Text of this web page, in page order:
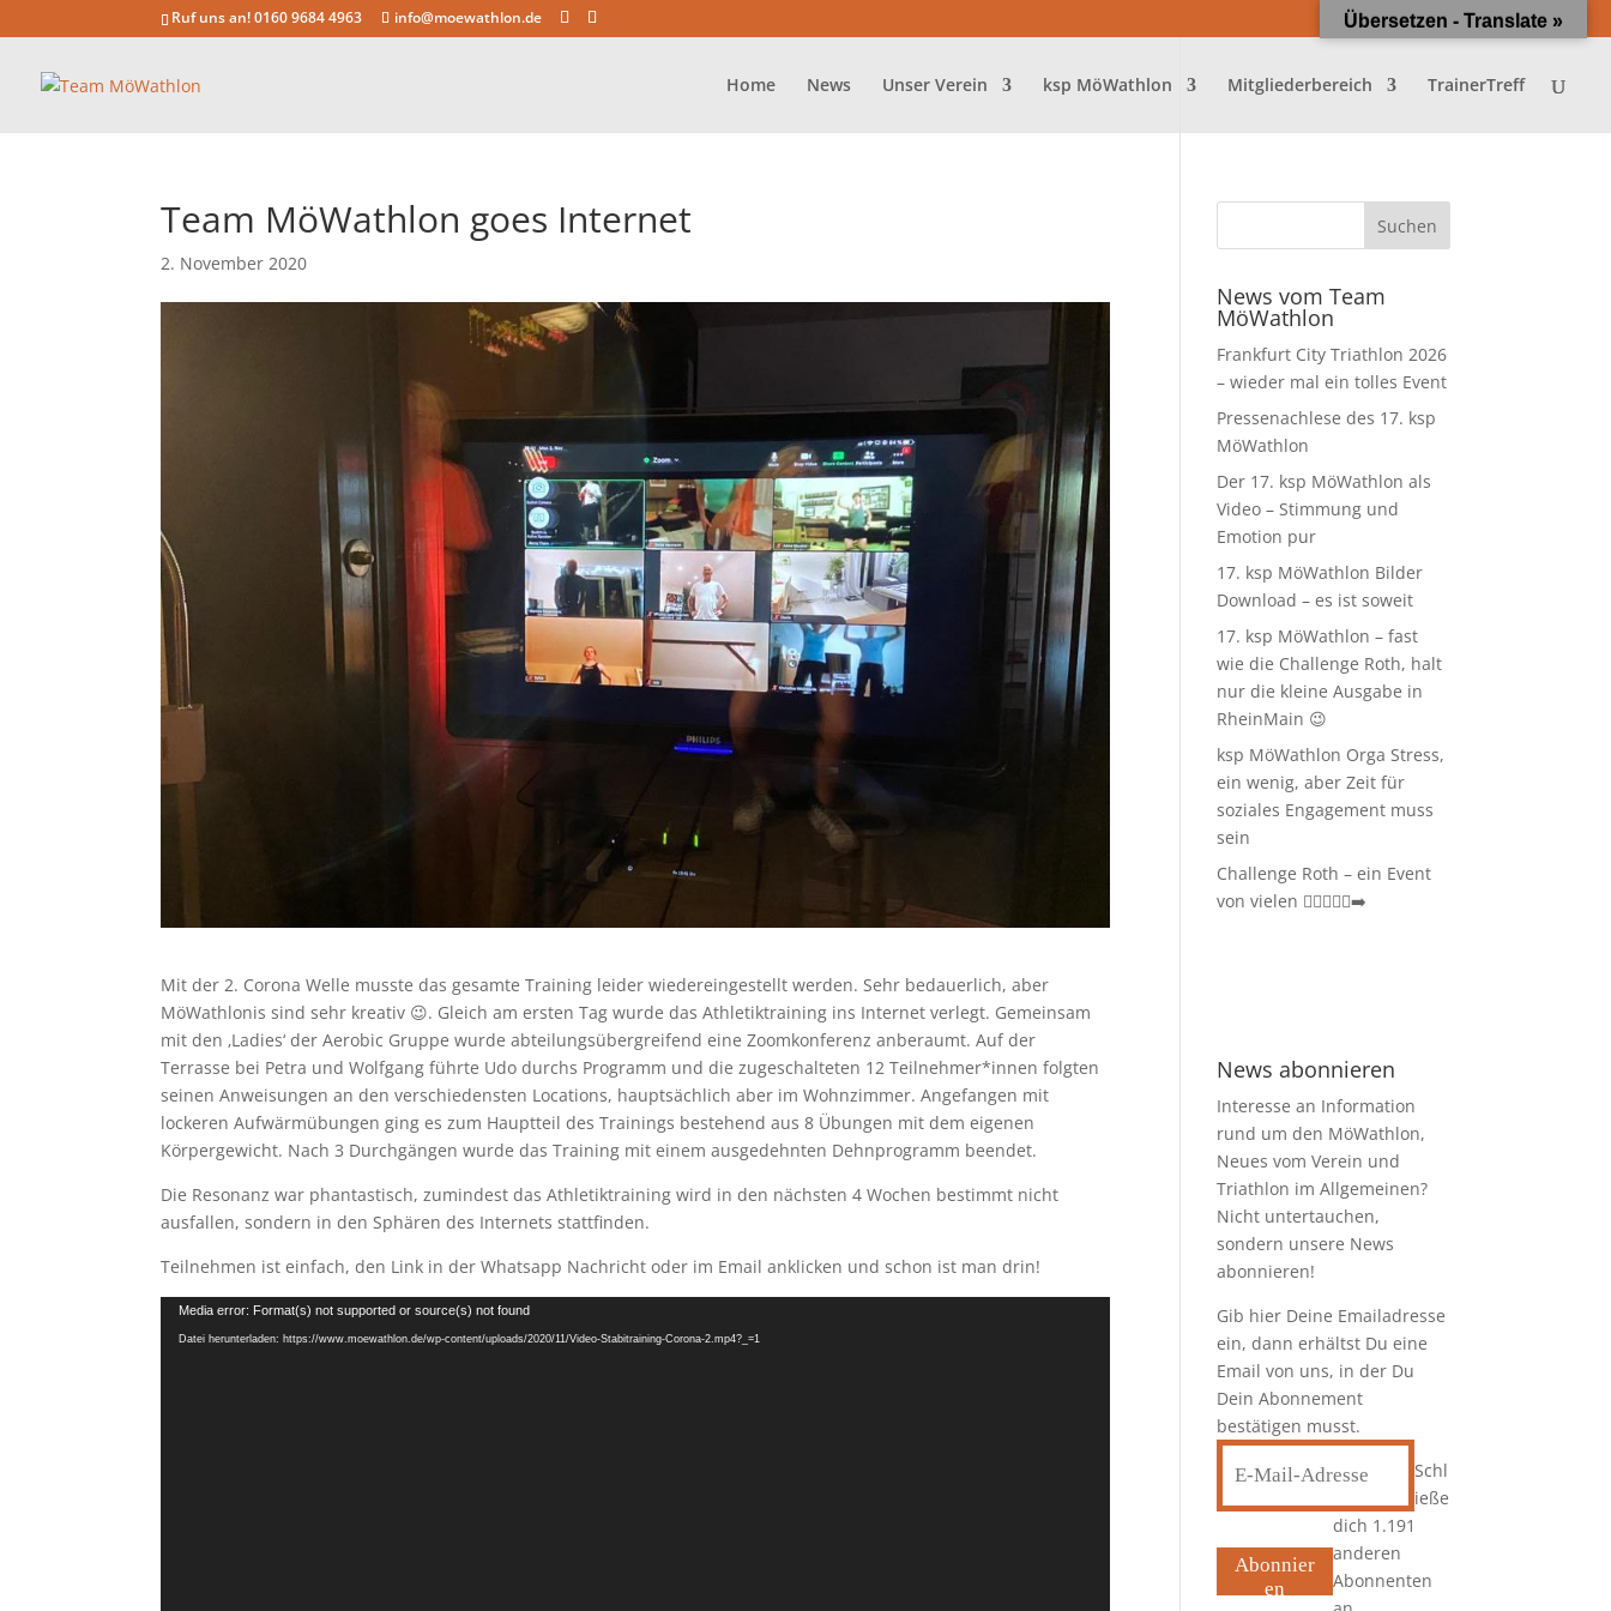
Ruf uns an! 0160 9684 4963 info@moewathlon.de
Home News Unser Verein ksp MöWathlon Mitgliederbereich TrainerTreff
Team MöWathlon goes Internet
2. November 2020
Mit der 2. Corona Welle musste das gesamte Training leider wiedereingestellt werden. Sehr bedauerlich, aber
MöWathlonis sind sehr kreativ 😉. Gleich am ersten Tag wurde das Athletiktraining ins Internet verlegt. Gemeinsam
mit den ‚Ladies‘ der Aerobic Gruppe wurde abteilungsübergreifend eine Zoomkonferenz anberaumt. Auf der
Terrasse bei Petra und Wolfgang führte Udo durchs Programm und die zugeschalteten 12 Teilnehmer*innen folgten
seinen Anweisungen an den verschiedensten Locations, hauptsächlich aber im Wohnzimmer. Angefangen mit
lockeren Aufwärmübungen ging es zum Hauptteil des Trainings bestehend aus 8 Übungen mit dem eigenen
Körpergewicht. Nach 3 Durchgängen wurde das Training mit einem ausgedehnten Dehnprogramm beendet.
Die Resonanz war phantastisch, zumindest das Athletiktraining wird in den nächsten 4 Wochen bestimmt nicht
ausfallen, sondern in den Sphären des Internets stattfinden.
Teilnehmen ist einfach, den Link in der Whatsapp Nachricht oder im Email anklicken und schon ist man drin!
Video-
Player
Media error: Format(s) not supported or source(s) not found
Datei herunterladen: https://www.moewathlon.de/wp-content/uploads/2020/11/Video-Stabitraining-Corona-2.mp4?_=1
News vom Team
MöWathlon
Frankfurt City Triathlon 2026
– wieder mal ein tolles Event
Pressenachlese des 17. ksp
MöWathlon
Der 17. ksp MöWathlon als
Video – Stimmung und
Emotion pur
17. ksp MöWathlon Bilder
Download – es ist soweit
17. ksp MöWathlon – fast
wie die Challenge Roth, halt
nur die kleine Ausgabe in
RheinMain 😉
ksp MöWathlon Orga Stress,
ein wenig, aber Zeit für
soziales Engagement muss
sein
Challenge Roth – ein Event
von vielen 🏊‍♀️🚴‍♂️🏃‍➡️
News abonnieren
Interesse an Information
rund um den MöWathlon,
Neues vom Verein und
Triathlon im Allgemeinen?
Nicht untertauchen,
sondern unsere News
abonnieren!
Gib hier Deine Emailadresse
ein, dann erhältst Du eine
Email von uns, in der Du
Dein Abonnement
bestätigen musst.
E-
Mail-
Adresse
Abonnier
en
Schl
ieße
dich 1.191
anderen
Abonnenten
Übersetzen - Translate »